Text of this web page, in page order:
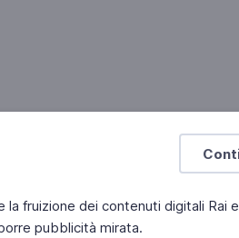
fruizione dei contenuti digitali Rai
pubblicità mirata.